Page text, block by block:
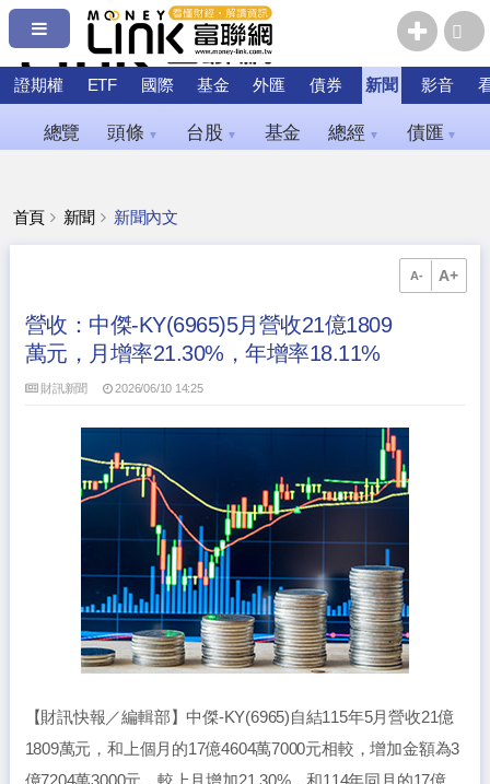
證期權 ETF 國際 基金 外匯 債券 新聞 影音
總覽 頭條 ▼ 台股 ▼ 基金 總經 ▼ 債匯 ▼
首頁 新聞 新聞內文
A- A+
營收：中傑-KY(6965)5月營收21億1809
萬元，月增率21.30%，年增率18.11%
財訊新聞 2026/06/10 14:25
【財訊快報／編輯部】中傑-KY(6965)自結115年5月營收21億
1809萬元，和上個月的17億4604萬7000元相較，增加金額為3
億7204萬3000元，較上月增加21.30%，和114年同月的17億